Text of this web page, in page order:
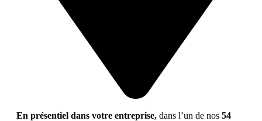
En présentiel dans votre entreprise, dans l’un de nos 54